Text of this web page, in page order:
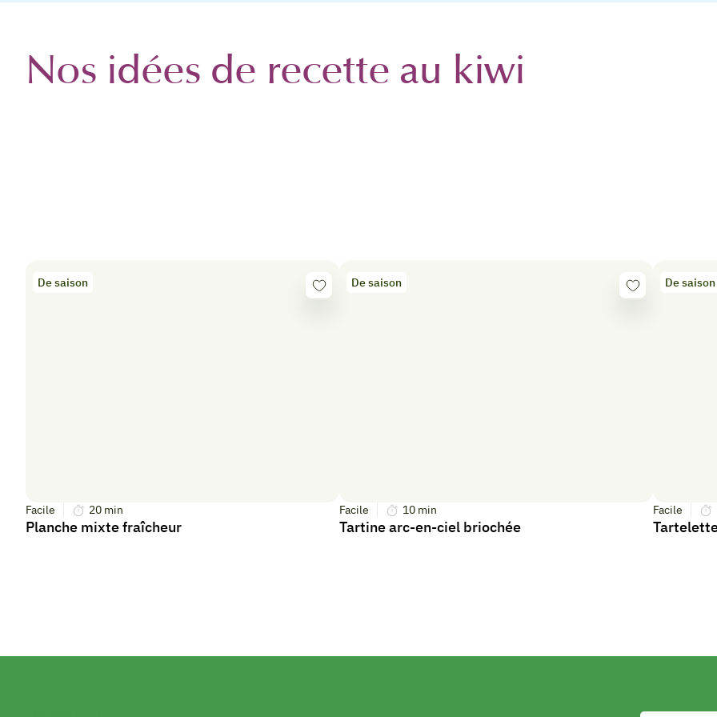
Nos idées de recette au kiwi
De saison
Facile 20 min
Planche mixte fraîcheur
De saison
Facile 10 min
Tartine arc-en-ciel briochée
De saison
Facile